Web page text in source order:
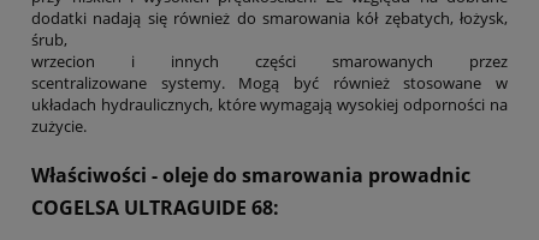
dodatki nadają się również do smarowania kół zębatych, łożysk,
śrub,
wrzecion i innych części smarowanych przez
scentralizowane systemy. Mogą być również stosowane w
układach hydraulicznych, które wymagają wysokiej odporności na
zużycie.
Właściwości - oleje do smarowania prowadnic
COGELSA ULTRAGUIDE 68: